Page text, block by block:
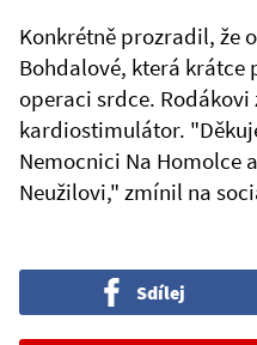
Konkrétně prozradil, že
Bohdalové, která
operaci srdce.
kardiostimulátor.
Nemocnici Na Homolce
Neužilovi," zmínil na
Sdílej